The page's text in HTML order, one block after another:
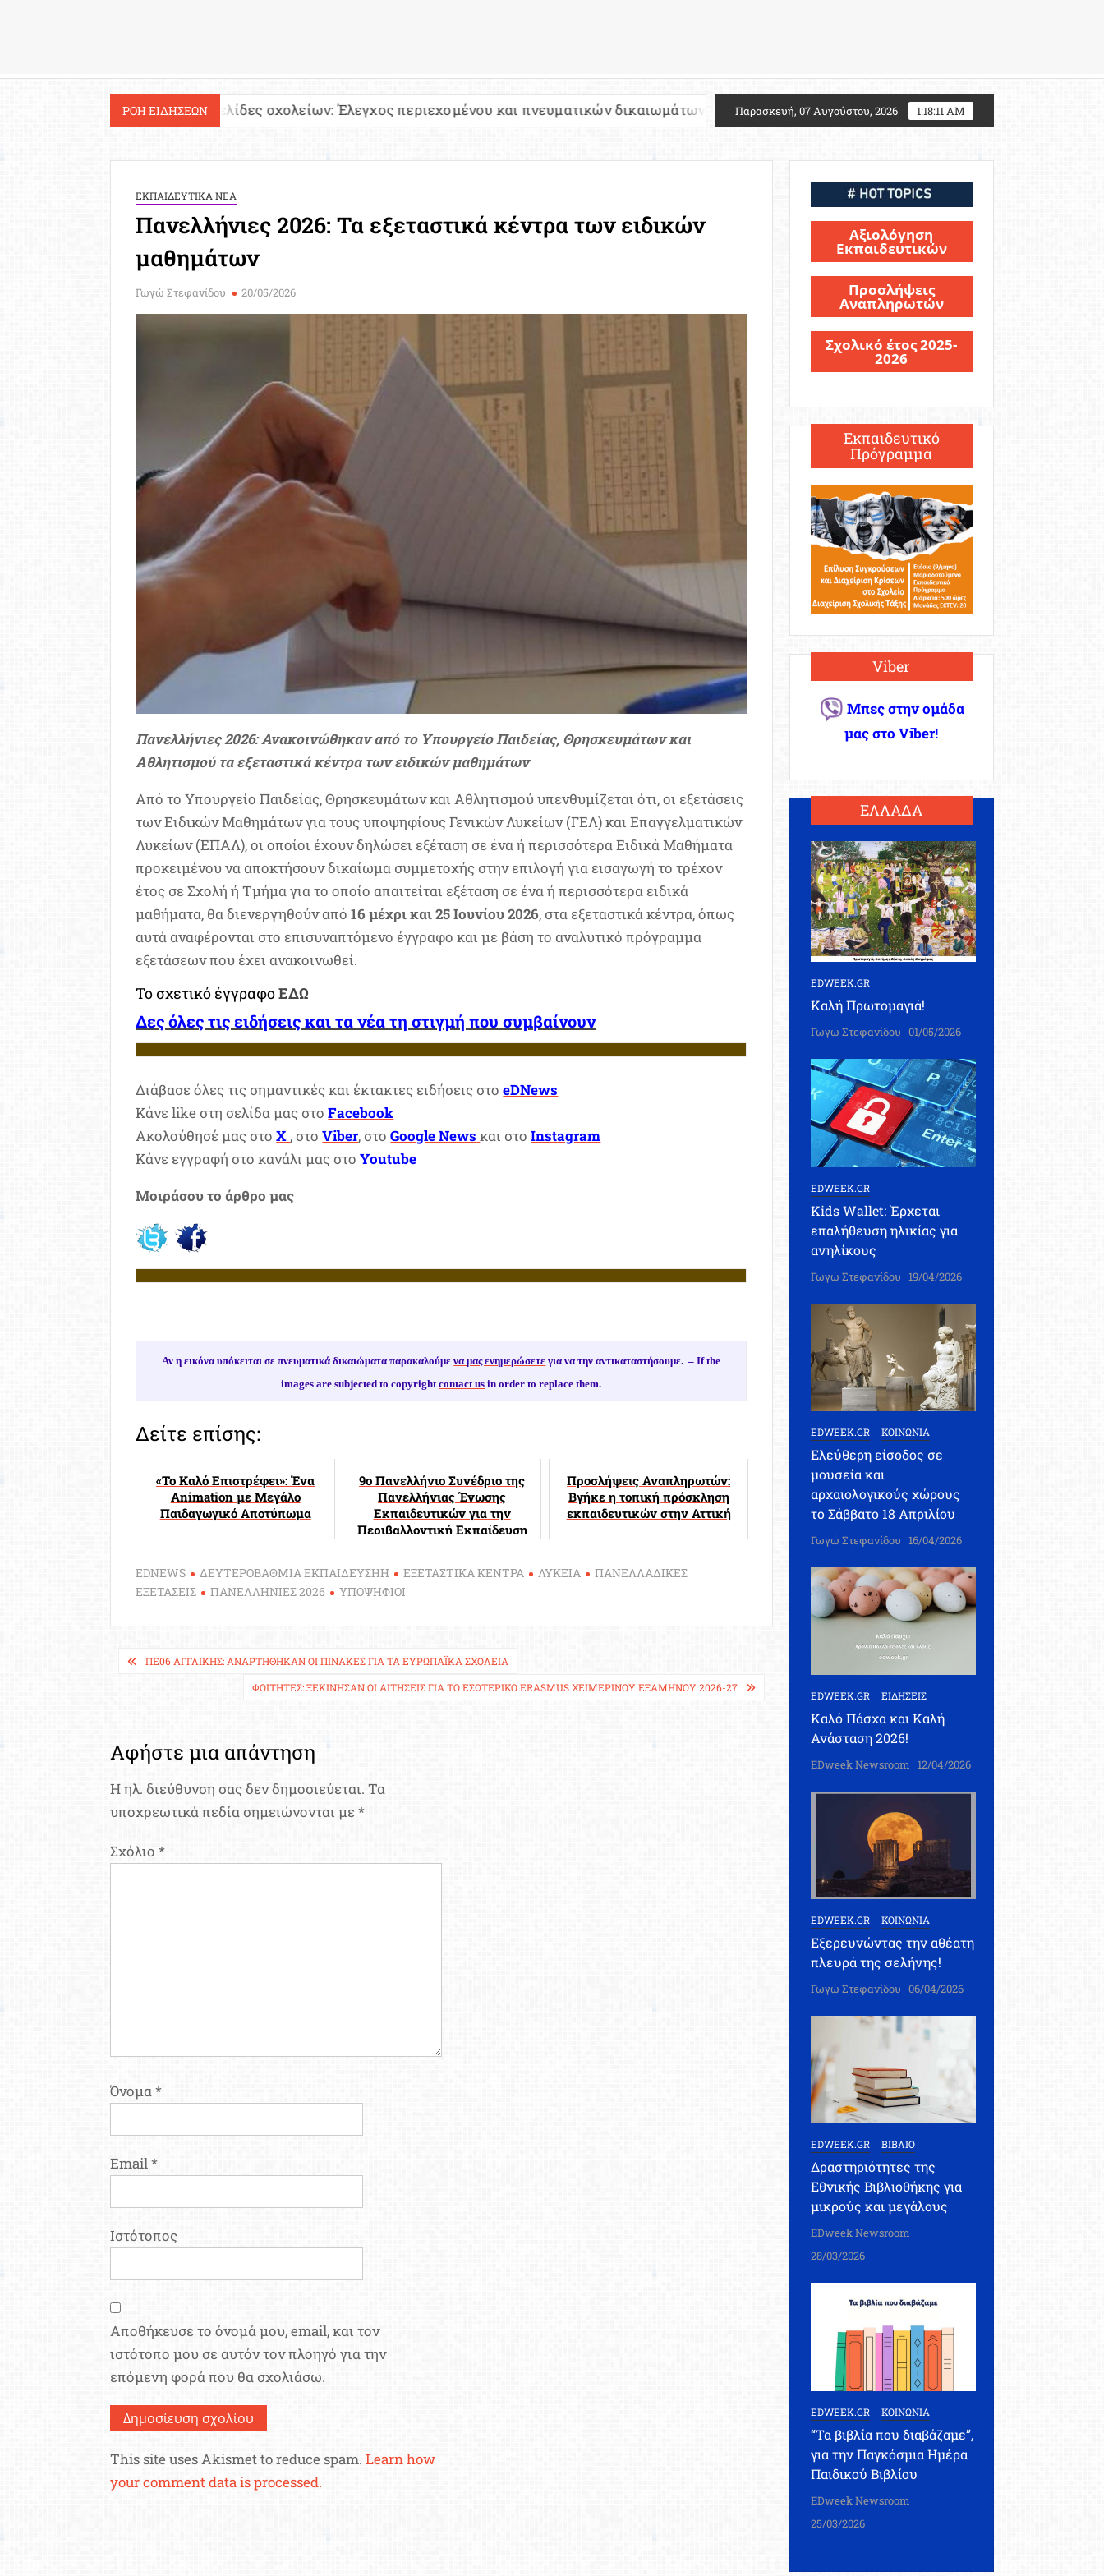
ΡΟΗ ΕΙΔΗΣΕΩΝ
Ιστοσελίδες σχολείων: Έλεγχος περιεχομένου και πνευματικών δικαιωμάτων Πανελλήνιες 2027: Τι αλλάζει για τους υποψηφίους Στρατιωτικών
Παρασκευή, 07 Αυγούστου, 2026 1:18:13 AM
ΕΚΠΑΙΔΕΥΤΙΚΑ ΝΕΑ
Πανελλήνιες 2026: Τα εξεταστικά κέντρα των ειδικών
μαθημάτων
Γωγώ Στεφανίδου 20/05/2026
Πανελλήνιες 2026: Ανακοινώθηκαν από το Υπουργείο Παιδείας, Θρησκευμάτων και
Αθλητισμού τα εξεταστικά κέντρα των ειδικών μαθημάτων
Από το Υπουργείο Παιδείας, Θρησκευμάτων και Αθλητισμού υπενθυμίζεται ότι, οι εξετάσεις
των Eιδικών Μαθημάτων για τους υποψηφίους Γενικών Λυκείων (ΓΕΛ) και Επαγγελματικών
Λυκείων (ΕΠΑΛ), οι οποίοι έχουν δηλώσει εξέταση σε ένα ή περισσότερα Ειδικά Μαθήματα
προκειμένου να αποκτήσουν δικαίωμα συμμετοχής στην επιλογή για εισαγωγή το τρέχον
έτος σε Σχολή ή Τμήμα για το οποίο απαιτείται εξέταση σε ένα ή περισσότερα ειδικά
μαθήματα, θα διενεργηθούν από16 μέχρι και 25 Ιουνίου 2026, στα εξεταστικά κέντρα, όπως
αυτά αναφέρονται στο επισυναπτόμενο έγγραφο και με βάση το αναλυτικό πρόγραμμα
εξετάσεων που έχει ανακοινωθεί.
Το σχετικό έγγραφοΕΔΩ
Δες όλες τις ειδήσεις και τα νέα τηστιγμή που συμβαίνουν
Διάβασε όλες τις σημαντικές και έκτακτες ειδήσεις στοeDNews
Κάνε like στη σελίδα μας στοFacebook
Ακολούθησέ μας στοX , στοViber, στοGoogle News και στοInstagram
Κάνε εγγραφή στο κανάλι μας στοYoutube
Μοιράσου το άρθρο μας
Αν η εικόνα υπόκειται σε πνευματικά δικαιώματα παρακαλούμενα μας ενημερώσετε για να την αντικαταστήσουμε. –If the
images are subjected to copyrightcontact us in order to replace them.
Δείτε επίσης:
«Το Καλό Επιστρέφει»: Ένα
Animation με Μεγάλο
Παιδαγωγικό Αποτύπωμα
9ο Πανελλήνιο Συνέδριο της
Πανελλήνιας Ένωσης
Εκπαιδευτικών για την
Περιβαλλοντική Εκπαίδευση
Προσλήψεις Αναπληρωτών:
Βγήκε η τοπική πρόσκληση
εκπαιδευτικών στην Αττική
EDNEWS ΔΕΥΤΕΡΟΒΑΘΜΙΑ ΕΚΠΑΙΔΕΥΣΗΗ ΕΞΕΤΑΣΤΙΚΑ ΚΕΝΤΡΑ ΛΥΚΕΙΑ
ΠΑΝΕΛΛΑΔΙΚΕΣ
ΕΞΕΤΑΣΕΙΣ
ΠΑΝΕΛΛΗΝΙΕΣ 2026 ΥΠΟΨΗΦΙΟΙ
Πλοήγηση
ΠΕ06 ΑΓΓΛΙΚΉΣ: ΑΝΑΡΤΉΘΗΚΑΝ ΟΙ ΠΊΝΑΚΕΣ ΓΙΑ ΤΑ ΕΥΡΩΠΑΪΚΆ ΣΧΟΛΕΊΑ
ΦΟΙΤΗΤΈΣ: ΞΕΚΊΝΗΣΑΝ ΟΙ ΑΙΤΉΣΕΙΣ ΓΙΑ ΤΟ ΕΣΩΤΕΡΙΚΌ ERASMUS ΧΕΙΜΕΡΙΝΟΎ ΕΞΑΜΉΝΟΥ 2026-27
Αφήστε μια απάντηση
Η ηλ. διεύθυνση σας δεν δημοσιεύεται. Τα
υποχρεωτικά πεδία σημειώνονται με*
Σχόλιο*
Όνομα*
Email*
Ιστότοπος
Αποθήκευσε το όνομά μου, email, και τον
ιστότοπο μου σε αυτόν τον πλοηγό για την
επόμενη φορά που θα σχολιάσω.
This site uses Akismet to reduce spam.Learn how
your comment data is processed.
Αξιολόγηση
Εκπαιδευτικών
Προσλήψεις
Αναπληρωτών
Σχολικό έτος 2025-
2026
Εκπαιδευτικό
Πρόγραμμα
Viber
Μπες στην ομάδα
μας στο Viber!
ΕΛΛΑΔΑ
EDWEEK.GR
Καλή Πρωτομαγιά!
Γωγώ Στεφανίδου 01/05/2026
EDWEEK.GR
Kids Wallet: Έρχεται
επαλήθευση ηλικίας για
ανηλίκους
Γωγώ Στεφανίδου 19/04/2026
EDWEEK.GR ΚΟΙΝΩΝΙΑ
Ελεύθερη είσοδος σε
μουσεία και
αρχαιολογικούς χώρους
το Σάββατο 18 Απριλίου
Γωγώ Στεφανίδου 16/04/2026
EDWEEK.GR ΕΙΔΗΣΕΙΣ
Καλό Πάσχα και Καλή
Ανάσταση 2026!
EDweek Newsroom 12/04/2026
EDWEEK.GR ΚΟΙΝΩΝΙΑ
Εξερευνώντας την αθέατη
πλευρά της σελήνης!
Γωγώ Στεφανίδου 06/04/2026
EDWEEK.GR ΒΙΒΛΙΟ
Δραστηριότητες της
Εθνικής Βιβλιοθήκης για
μικρούς και μεγάλους
EDweek Newsroom
28/03/2026
EDWEEK.GR ΚΟΙΝΩΝΙΑ
“Τα βιβλία που διαβάζαμε”,
για την Παγκόσμια Ημέρα
Παιδικού Βιβλίου
EDweek Newsroom
25/03/2026